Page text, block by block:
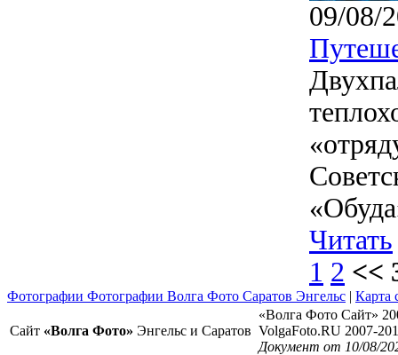
09/08/
Читать
1 2 <<
Фотографии Фотографии Волга Фото Саратов Энгельс | Карта
Сайт «Волга Фото» Энгельс и Саратов
«Волга Фото Сайт»
VolgaFoto.RU 2007-
Документ от 10/08/